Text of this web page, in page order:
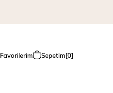
Favorilerim Sepetim 0